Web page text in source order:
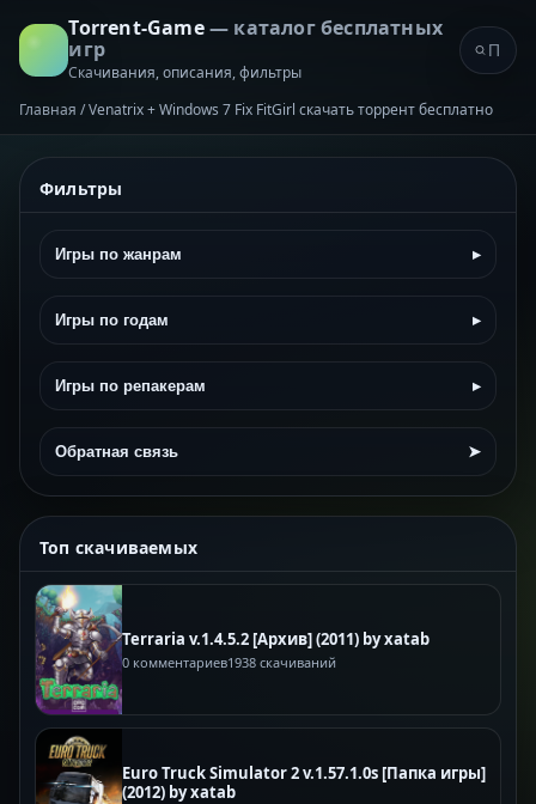
Torrent-Game— каталог бесплатных
игр
Скачивания, описания, фильтры
Главная /Venatrix + Windows 7 Fix FitGirl скачать торрент бесплатно
Фильтры
Игры по жанрам ▸
Игры по годам ▸
Игры по репакерам ▸
Обратная связь ➤
Топ скачиваемых
Terraria v.1.4.5.2 [Архив] (2011) by xatab
0 комментариев1938 скачиваний
Euro Truck Simulator 2 v.1.57.1.0s [Папка игры]
(2012) by xatab